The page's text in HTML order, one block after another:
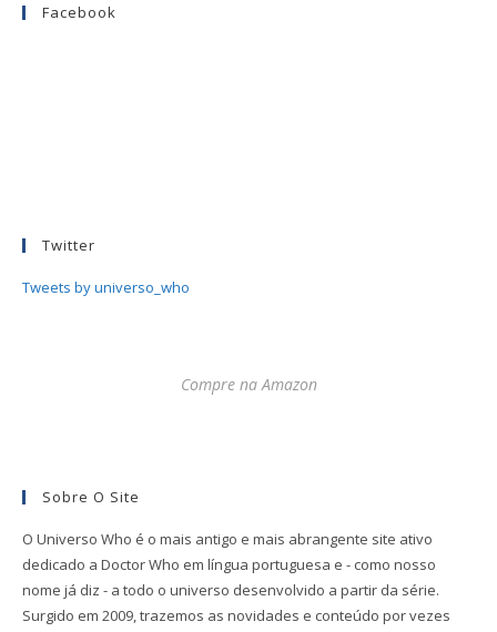
Facebook
Twitter
Tweets by universo_who
Compre na Amazon
Sobre O Site
O Universo Who é o mais antigo e mais abrangente site ativo
dedicado a Doctor Who em língua portuguesa e - como nosso
nome já diz - a todo o universo desenvolvido a partir da série.
Surgido em 2009, trazemos as novidades e conteúdo por vezes